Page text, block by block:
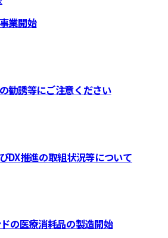
業開始
勧誘等にご注意ください
DX推進の取組状況等について
の医療消耗品の製造開始